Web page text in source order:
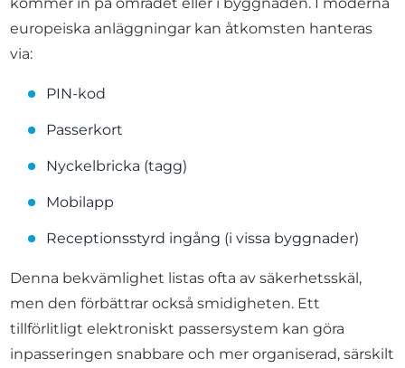
europeiska anläggningar kan åtkomsten hanteras
via:
PIN-kod
Passerkort
Nyckelbricka (tagg)
Mobilapp
Receptionsstyrd ingång (i vissa byggnader)
Denna bekvämlighet listas ofta av säkerhetsskäl,
men den förbättrar också smidigheten. Ett
tillförlitligt elektroniskt passersystem kan göra
inpasseringen snabbare och mer organiserad, särskilt